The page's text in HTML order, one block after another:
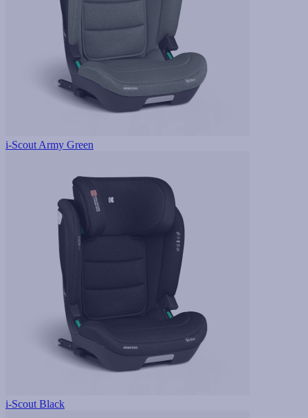
i-Scout Army Green
i-Scout Black